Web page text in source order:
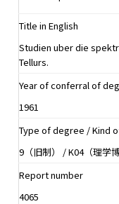
Title in English
Studien uber die
Tellurs.
Year of conferral of
1961
Type of degree / Kind
9（旧制） / K04（理学博
Report number
4065